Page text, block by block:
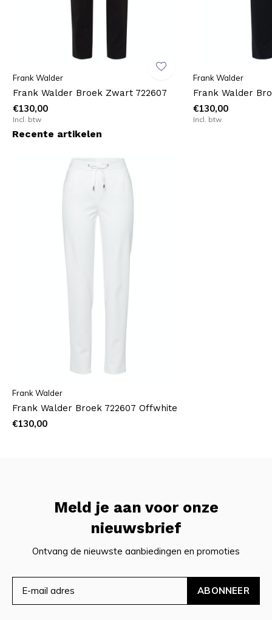
Frank Walder
Frank Walder Broek Zwart 722607
€130,00
Incl. btw
Frank Walder
Frank Walder
€130,00
Incl. btw
Recente artikelen
Frank Walder
Frank Walder Broek 722607 Offwhite
€130,00
Meld je aan voor onze
nieuwsbrief
Ontvang de nieuwste aanbiedingen en promoties
ABONNEER